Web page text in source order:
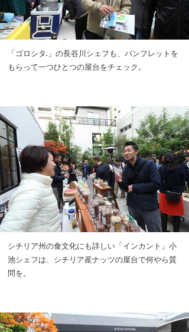
「ゴロシタ.」の長谷川シェフも、パンフレットを
もらって一つひとつの屋台をチェック。
シチリア州の食文化にも詳しい「インカント」小
池シェフは、シチリア産ナッツの屋台で何やら質
問を。